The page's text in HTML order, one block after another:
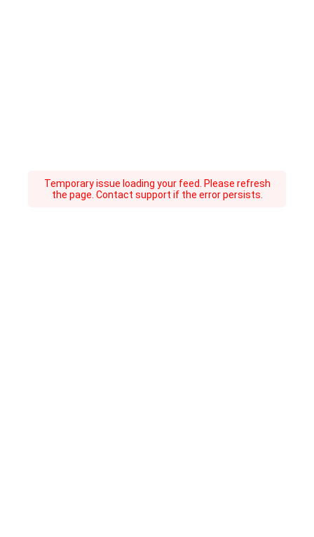
Temporary issue loading your feed. Please refresh
the page. Contact support if the error persists.